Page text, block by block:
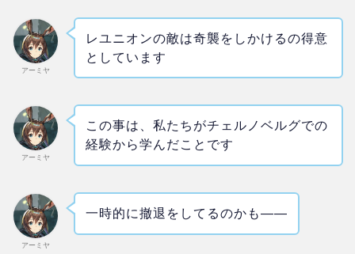
アーミヤ
レユニオンの敵は奇襲をしかけるの得意
としています
アーミヤ
この事は、私たちがチェルノベルグでの
経験から学んだことです
アーミヤ
一時的に撤退をしてるのかも――